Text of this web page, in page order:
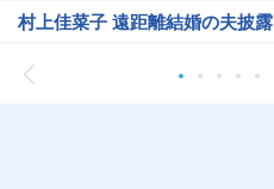
村上佳菜子 遠距離結婚の夫披露